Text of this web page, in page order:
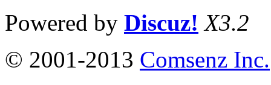
Powered by Discuz! X3.2
© 2001-2013 Comsenz Inc.